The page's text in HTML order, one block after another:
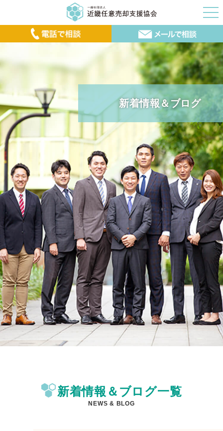
新着情報＆ブログ
新着情報＆ブログ一覧
NEWS & BLOG